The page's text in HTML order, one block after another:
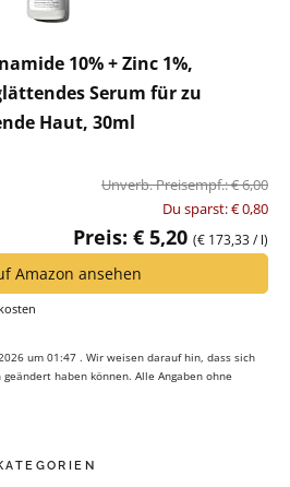
10% + Zinc 1%,
Serum für zu
Haut, 30ml
Unverb. Preisempf.: € 6,00
Du sparst: € 0,80
Preis: € 5,20 (€ 173,33 / l)
Amazon ansehen
um 01:47 . Wir weisen darauf hin, dass sich
haben können. Alle Angaben ohne